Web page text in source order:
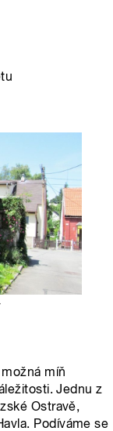
míň
Jednu z
Ostravě,
Podíváme se